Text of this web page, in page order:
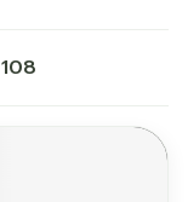
108